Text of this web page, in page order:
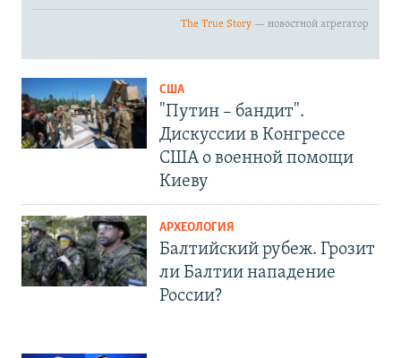
США
"Путин – бандит".
Дискуссии в Конгрессе
США о военной помощи
Киеву
АРХЕОЛОГИЯ
Балтийский рубеж. Грозит
ли Балтии нападение
России?